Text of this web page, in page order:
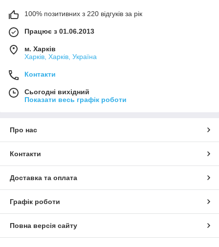
машинку або під праску, завжди вивертайте її
трикотаж на прямому сонці, щоб тканина залишалася
м'якою та приємною до тіла.
100% позитивних з 220 відгуків за рік
Працює з 01.06.2013
м. Харків
Харків, Харків, Україна
Контакти
Сьогодні вихідний
Показати весь графік роботи
Про нас
Контакти
Доставка та оплата
Графік роботи
Повна версія сайту